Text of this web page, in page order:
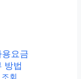
요금
방법
회